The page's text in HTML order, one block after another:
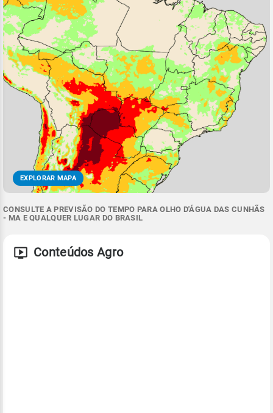
EXPLORAR MAPA
CONSULTE A PREVISÃO DO TEMPO PARA OLHO D'ÁGUA DAS CUNHÃS
- MA E QUALQUER LUGAR DO BRASIL
Conteúdos Agro